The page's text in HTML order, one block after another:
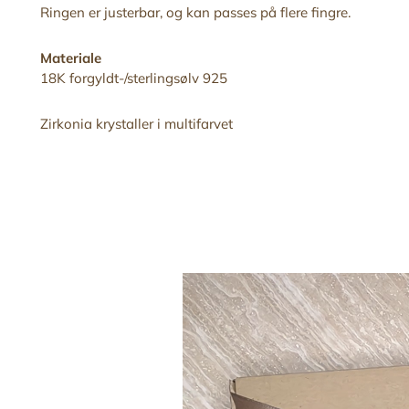
Ringen er justerbar,og kan passes på flere fingre.
Materiale
18K forgyldt-/sterlingsølv 925
Zirkonia krystaller i multifarvet